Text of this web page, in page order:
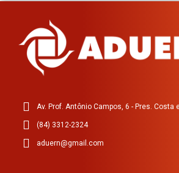
Av. Prof. Antônio Campos, 6 - Pres. Costa
(84) 3312-2324
aduern@gmail.com